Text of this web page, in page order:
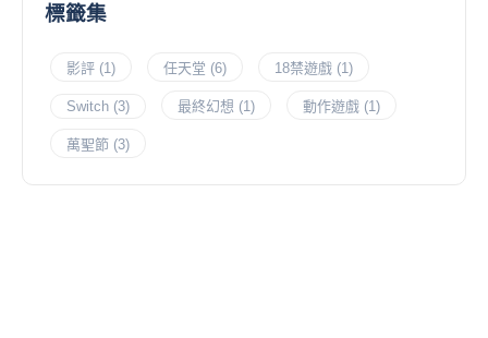
標籤集
影評 (1) 任天堂 (6) 18禁遊戲 (1)
Switch (3) 最終幻想 (1) 動作遊戲 (1)
萬聖節 (3)